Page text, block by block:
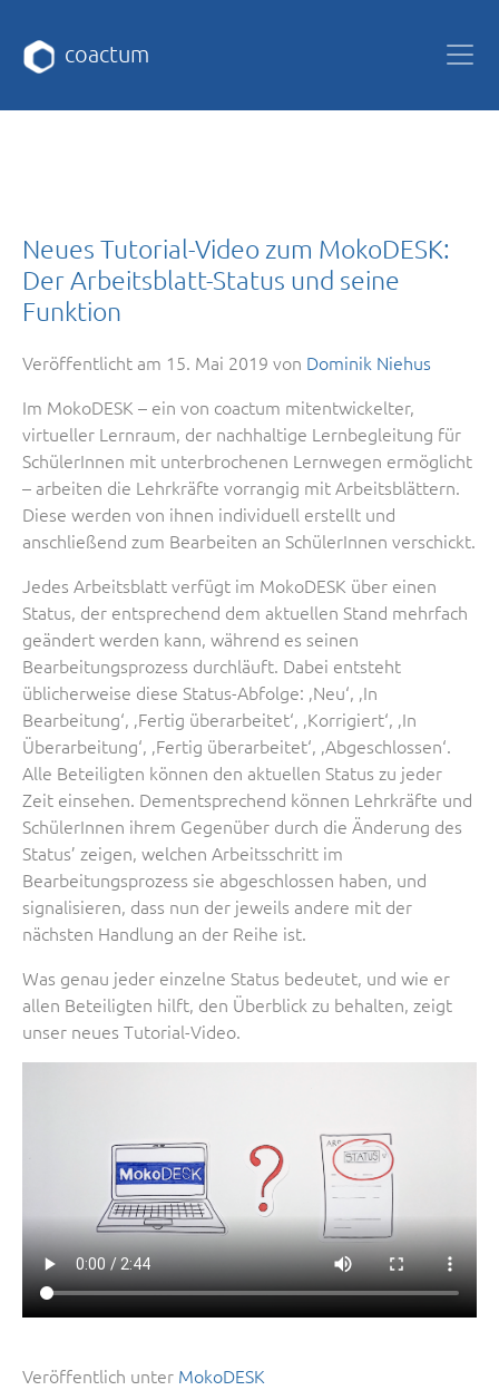
coactum
Neues Tutorial-Video zum MokoDESK:
Der Arbeitsblatt-Status und seine
Funktion
Veröffentlicht am 15. Mai 2019 von Dominik Niehus
Im MokoDESK – ein von coactum mitentwickelter,
virtueller Lernraum, der nachhaltige Lernbegleitung für
SchülerInnen mit unterbrochenen Lernwegen ermöglicht
– arbeiten die Lehrkräfte vorrangig mit Arbeitsblättern.
Diese werden von ihnen individuell erstellt und
anschließend zum Bearbeiten an SchülerInnen verschickt.
Jedes Arbeitsblatt verfügt im MokoDESK über einen
Status, der entsprechend dem aktuellen Stand mehrfach
geändert werden kann, während es seinen
Bearbeitungsprozess durchläuft. Dabei entsteht
üblicherweise diese Status-Abfolge: ‚Neu‘, ‚In
Bearbeitung‘, ‚Fertig überarbeitet‘, ‚Korrigiert‘, ‚In
Überarbeitung‘, ‚Fertig überarbeitet‘, ‚Abgeschlossen‘.
Alle Beteiligten können den aktuellen Status zu jeder
Zeit einsehen. Dementsprechend können Lehrkräfte und
SchülerInnen ihrem Gegenüber durch die Änderung des
Status’ zeigen, welchen Arbeitsschritt im
Bearbeitungsprozess sie abgeschlossen haben, und
signalisieren, dass nun der jeweils andere mit der
nächsten Handlung an der Reihe ist.
Was genau jeder einzelne Status bedeutet, und wie er
allen Beteiligten hilft, den Überblick zu behalten, zeigt
unser neues Tutorial-Video.
Veröffentlich unter MokoDESK